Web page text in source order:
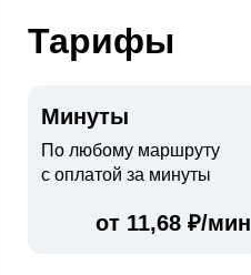
Тарифы
Минуты
По любому маршруту
с оплатой за минуты
от 11,68 ₽/мин